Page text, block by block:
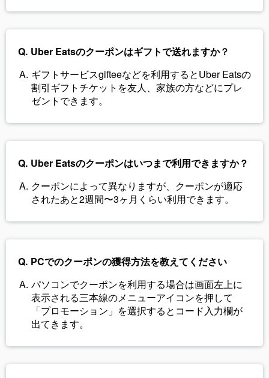
Uber Eatsのクーポンはギフトで送れますか？
ギフトサービスgifteeなどを利用するとUber Eatsの
割引ギフトチケットを友人、家族の方などにプレ
ゼントできます。
Uber Eatsのクーポンはいつまで利用できますか？
クーポンによって異なりますが、クーポンが適応
されたあと2週間〜3ヶ月くらい利用できます。
PCでのクーポンの獲得方法を教えてください
パソコンでクーポンを利用する場合は画面左上に
表示される三本線のメニューアイコンを押して
「プロモーション」を選択するとコード入力欄が
出てきます。